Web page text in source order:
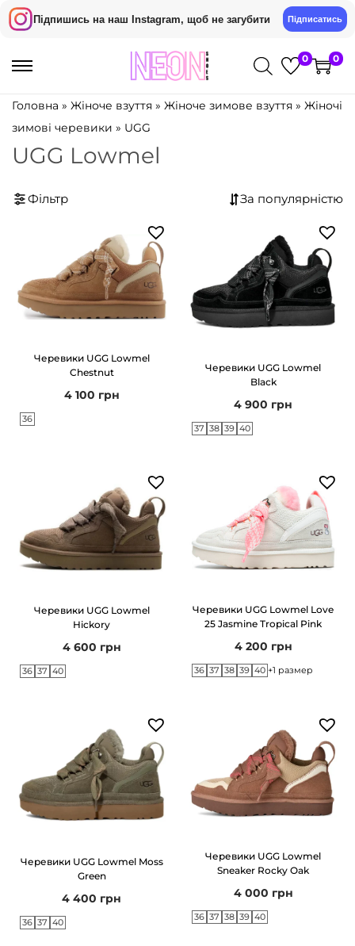
Підпишись на наш Instagram, щоб не загубити Підписатись
П
е
П
е
0 0
Головна » Жіноче взуття » Жіноче зимове взуття » Жіночі
зимові черевики » UGG
UGG Lowmel
Фільтр
Черевики UGG Lowmel
Chestnut
4 100 грн
36
Черевики UGG Lowmel
Black
4 900 грн
37 38 39 40
Черевики UGG Lowmel
Hickory
4 600 грн
36 37 40
Черевики UGG Lowmel Love
25 Jasmine Tropical Pink
4 200 грн
36 37 38 39 40 +1 размер
Черевики UGG Lowmel Moss
Green
4 400 грн
36 37 40
Черевики UGG Lowmel
Sneaker Rocky Oak
4 000 грн
36 37 38 39 40